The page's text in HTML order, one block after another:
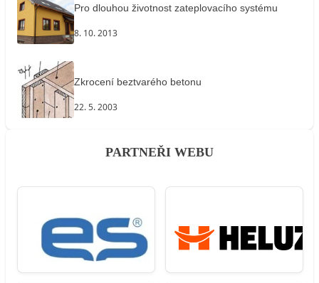
Pro dlouhou životnost zateplovacího systému
8. 10. 2013
Zkrocení beztvarého betonu
22. 5. 2003
PARTNEŘI WEBU